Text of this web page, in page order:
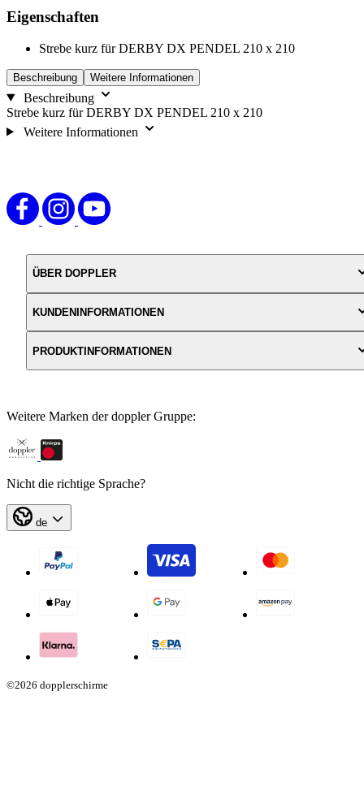
Eigenschaften
Strebe kurz für DERBY DX PENDEL 210 x 210
Beschreibung Weitere Informationen
Beschreibung
Strebe kurz für DERBY DX PENDEL 210 x 210
Weitere Informationen
ÜBER DOPPLER
KUNDENINFORMATIONEN
PRODUKTINFORMATIONEN
Weitere Marken der doppler Gruppe:
Nicht die richtige Sprache?
de
©2026 dopplerschirme